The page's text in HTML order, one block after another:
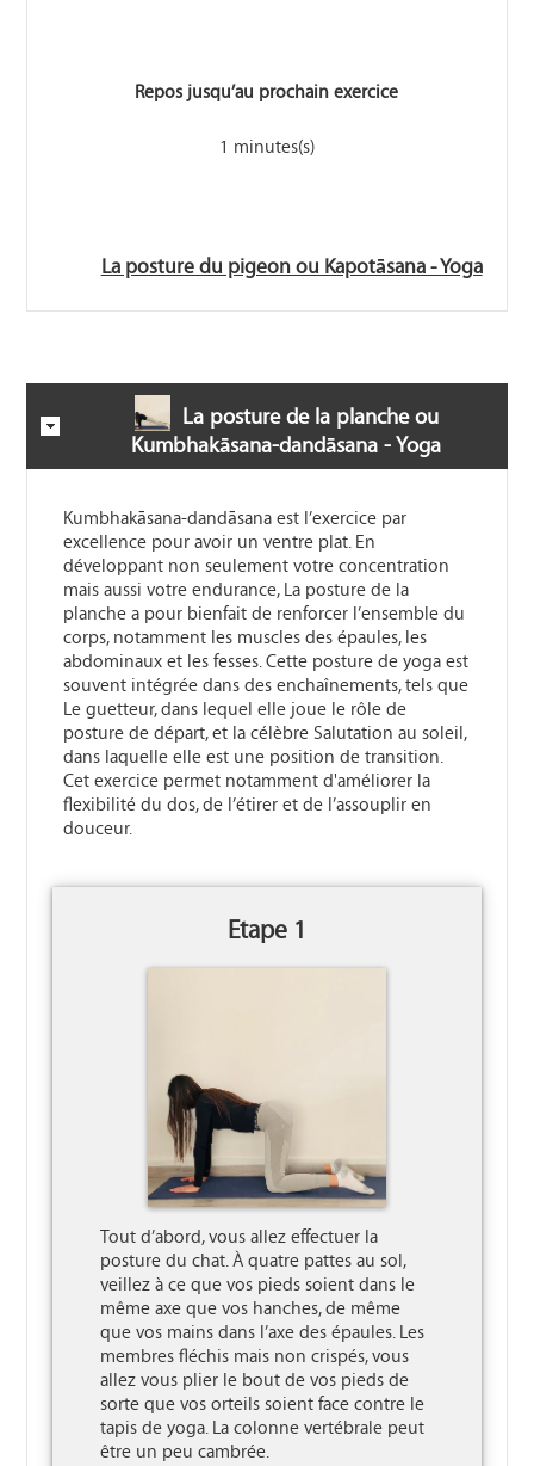
Repos jusqu’au prochain exercice
1 minutes(s)
La posture du pigeon ou Kapotāsana - Yoga
La posture de la planche ou
Kumbhakāsana-dandāsana - Yoga
Kumbhakāsana-dandāsana est l’exercice par
excellence pour avoir un ventre plat. En
développant non seulement votre concentration
mais aussi votre endurance, La posture de la
planche a pour bienfait de renforcer l’ensemble du
corps, notamment les muscles des épaules, les
abdominaux et les fesses. Cette posture de yoga est
souvent intégrée dans des enchaînements, tels que
Le guetteur, dans lequel elle joue le rôle de
posture de départ, et la célèbre Salutation au soleil,
dans laquelle elle est une position de transition.
Cet exercice permet notamment d'améliorer la
flexibilité du dos, de l’étirer et de l’assouplir en
douceur.
Etape 1
Tout d’abord, vous allez effectuer la
posture du chat. À quatre pattes au sol,
veillez à ce que vos pieds soient dans le
même axe que vos hanches, de même
que vos mains dans l’axe des épaules. Les
membres fléchis mais non crispés, vous
allez vous plier le bout de vos pieds de
sorte que vos orteils soient face contre le
tapis de yoga. La colonne vertébrale peut
être un peu cambrée.